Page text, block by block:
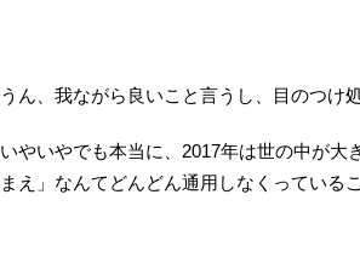
うん、我ながら良いこと言うし、目のつけ
いやいやでも本当に、2017年は世の中が大
まえ」なんてどんどん通用しなくっている